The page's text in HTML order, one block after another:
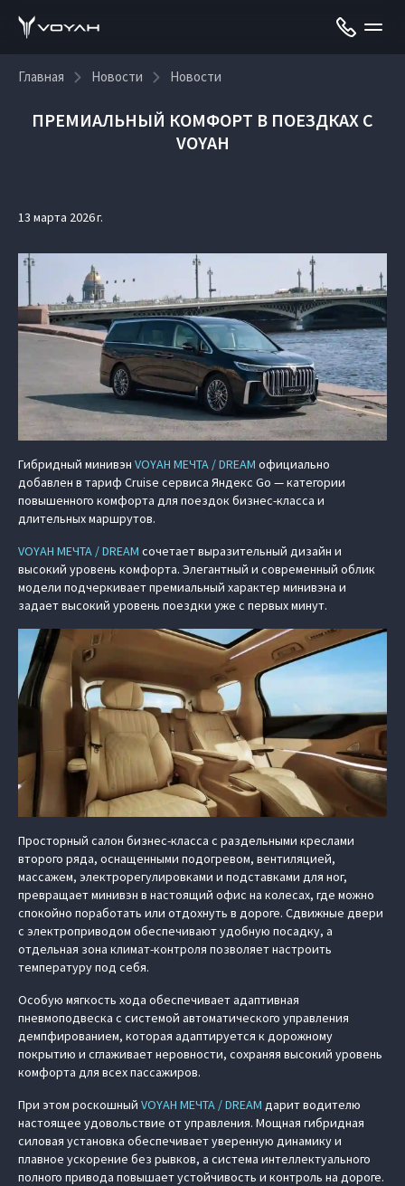
Главная Новости Новости
ПРЕМИАЛЬНЫЙ КОМФОРТ В ПОЕЗДКАХ С
VOYAH
13 марта 2026 г.
Гибридный минивэн VOYAH МЕЧТА / DREAM официально
добавлен в тариф Cruise сервиса Яндекс Go — категории
повышенного комфорта для поездок бизнес-класса и
длительных маршрутов.
VOYAH МЕЧТА / DREAM сочетает выразительный дизайн и
высокий уровень комфорта. Элегантный и современный облик
модели подчеркивает премиальный характер минивэна и
задает высокий уровень поездки уже с первых минут.
Просторный салон бизнес-класса с раздельными креслами
второго ряда, оснащенными подогревом, вентиляцией,
массажем, электрорегулировками и подставками для ног,
превращает минивэн в настоящий офис на колесах, где можно
спокойно поработать или отдохнуть в дороге. Сдвижные двери
с электроприводом обеспечивают удобную посадку, а
отдельная зона климат-контроля позволяет настроить
температуру под себя.
Особую мягкость хода обеспечивает адаптивная
пневмоподвеска с системой автоматического управления
демпфированием, которая адаптируется к дорожному
покрытию и сглаживает неровности, сохраняя высокий уровень
комфорта для всех пассажиров.
При этом роскошный VOYAH МЕЧТА / DREAM дарит водителю
настоящее удовольствие от управления. Мощная гибридная
силовая установка обеспечивает уверенную динамику и
плавное ускорение без рывков, а система интеллектуального
полного привода повышает устойчивость и контроль на дороге.